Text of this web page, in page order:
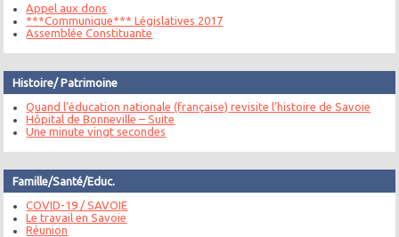
Appel aux dons
***Communique*** Législatives 2017
Assemblée Constituante
Histoire/ Patrimoine
Quand l’éducation nationale (française) revisite l’histoire de Savoie
Hôpital de Bonneville – Suite
Une minute vingt secondes
Famille/Santé/Educ.
COVID-19 / SAVOIE
Le travail en Savoie
Réunion